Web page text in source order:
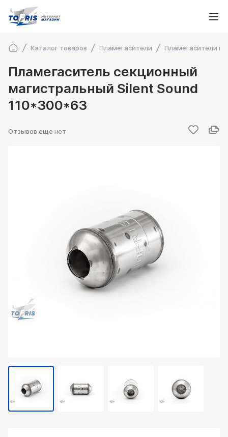
Каталог товаров Пламегасители Пламегасители
Пламегаситель секционный
магистральный Silent Sound
110*300*63
Отзывов еще нет